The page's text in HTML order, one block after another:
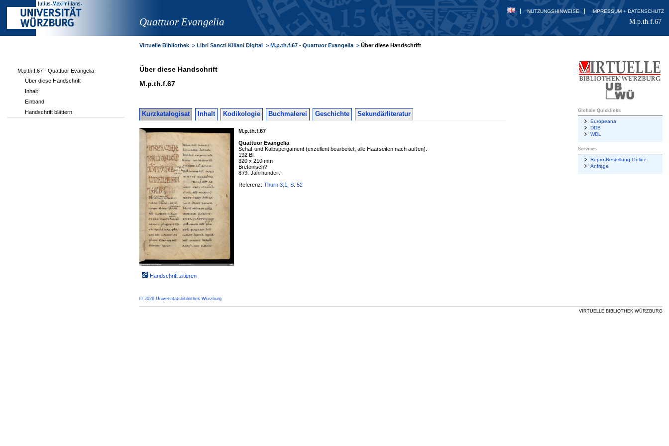
Quattuor Evangelia
Globale Quicklinks
Europeana
DDB
WDL
Services
Repro-Bestellung Online
Anfrage
Über diese Handschrift
M.p.th.f.67
Kurzkatalogisat Inhalt Kodikologie Buchmalerei Geschichte Sekundärliteratur
Handschrift zitieren
M.p.th.f.67
Quattuor Evangelia
Schaf-und Kalbspergament (exzellent bearbeitet, alle Haarseiten nach außen).
192 Bl.
320 x 210 mm
Bretonisch?
8./9. Jahrhundert
Referenz: Thurn 3,1, S. 52
© 2026 Universitätsbibliothek Würzburg
VIRTUELLE BIBLIOTHEK WÜRZBURG
M.p.th.f.67 - Quattuor Evangelia
Über diese Handschrift
Inhalt
Einband
Handschrift blättern
NUTZUNGSHINWEISE IMPRESSUM + DATENSCHUTZ
M.p.th.f.67
Virtuelle Bibliothek > Libri Sancti Kiliani Digital > M.p.th.f.67 - Quattuor Evangelia > Über diese Handschrift